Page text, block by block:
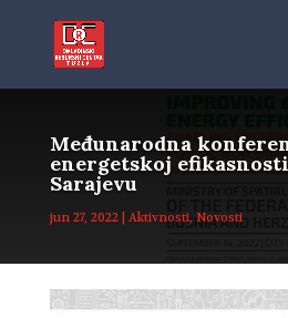
Međunarodna
energetskoj
Sarajevu
jun 27, 2022| Aktivnosti, Novosti